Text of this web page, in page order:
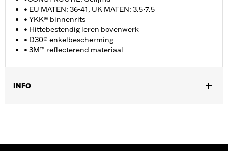
• EU MATEN: 36-41, UK MATEN: 3.5-7.5
• YKK® binnenrits
• Hittebestendig leren bovenwerk
• D30® enkelbescherming
• 3M™ reflecterend materiaal
INFO
Herkomst:Geïmporteerd